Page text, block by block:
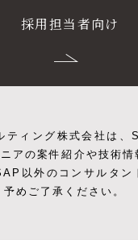
採用担当者向け
ティング株式会社は、
アの案件紹介や技術情
以外のコンサルタン
めご了承ください。